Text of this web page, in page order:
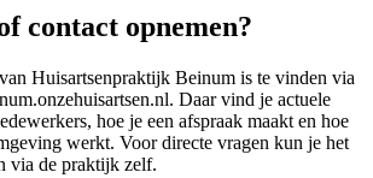
contact opnemen?
Huisartsenpraktijk Beinum is te vinden via
Daar vind je actuele
hoe je een afspraak maakt en hoe
werkt. Voor directe vragen kun je het
via de praktijk zelf.